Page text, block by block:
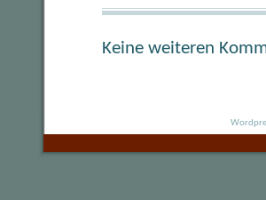
Keine weiteren